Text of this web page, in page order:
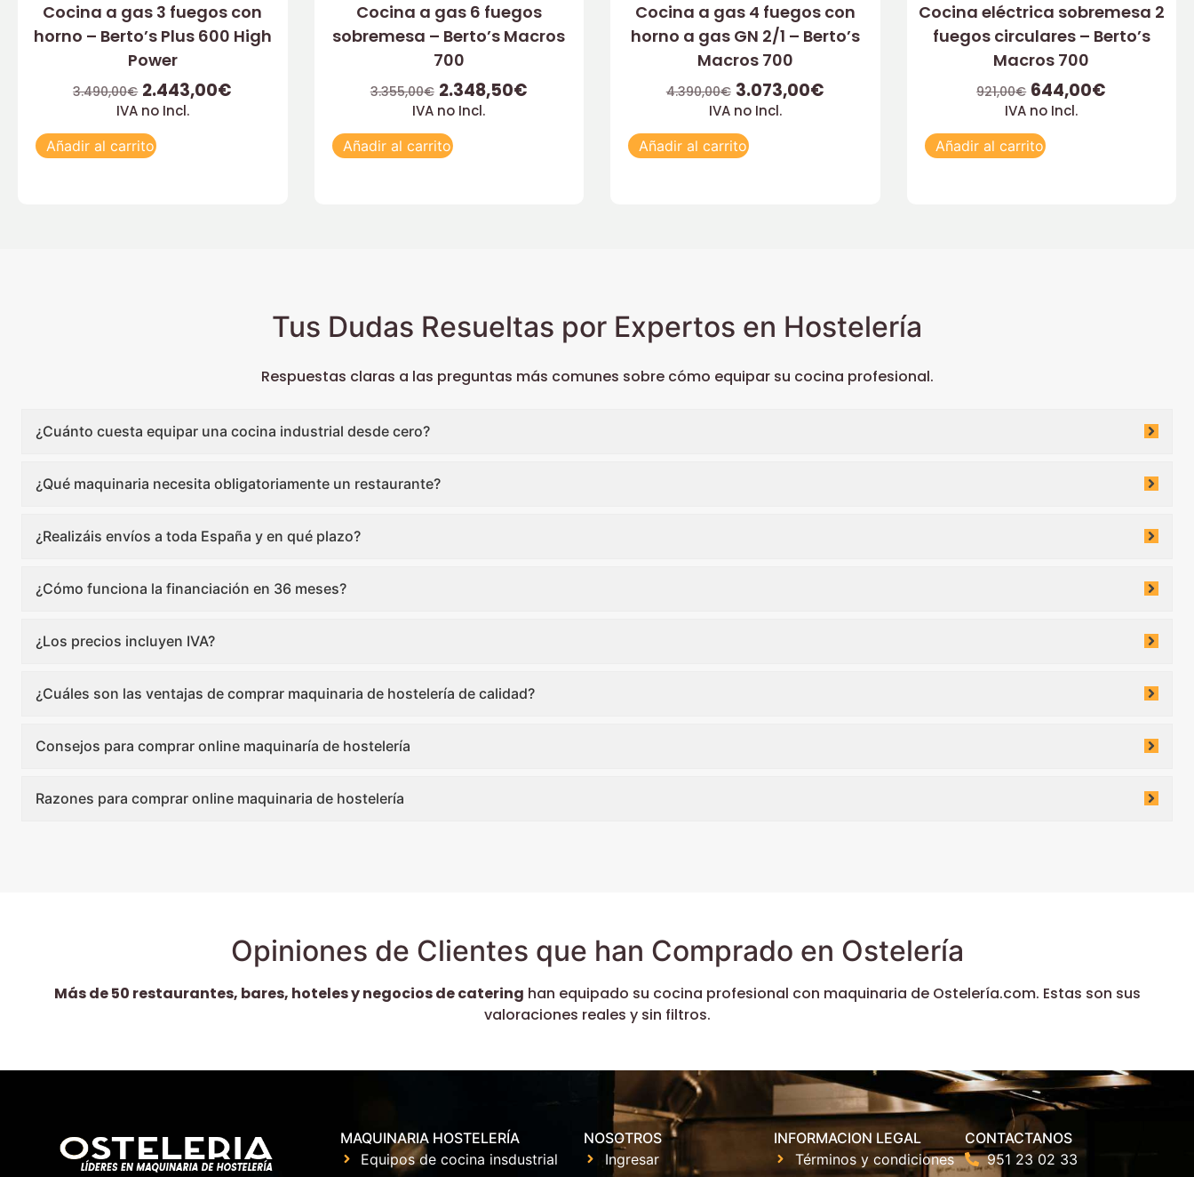
Cocina a gas 3 fuegos con
horno – Berto’s Plus 600 High
Power
3.490,00€ 2.443,00€
IVA no Incl.
Añadir al carrito
Cocina a gas 6 fuegos
sobremesa – Berto’s Macros
700
3.355,00€ 2.348,50€
IVA no Incl.
Añadir al carrito
Cocina a gas 4 fuegos con
horno a gas GN 2/1 – Berto’s
Macros 700
4.390,00€ 3.073,00€
IVA no Incl.
Añadir al carrito
Cocina eléctrica sobremesa 2
fuegos circulares – Berto’s
Macros 700
921,00€ 644,00€
IVA no Incl.
Añadir al carrito
Tus Dudas Resueltas por Expertos en Hostelería
Respuestas claras a las preguntas más comunes sobre cómo equipar su cocina profesional.
¿Cuánto cuesta equipar una cocina industrial desde cero?
¿Qué maquinaria necesita obligatoriamente un restaurante?
¿Realizáis envíos a toda España y en qué plazo?
¿Cómo funciona la financiación en 36 meses?
¿Los precios incluyen IVA?
¿Cuáles son las ventajas de comprar maquinaria de hostelería de calidad?
Consejos para comprar online maquinaría de hostelería
Razones para comprar online maquinaria de hostelería
Opiniones de Clientes que han Comprado en Ostelería
Más de 50 restaurantes, bares, hoteles y negocios de catering han equipado su cocina profesional con maquinaria de Ostelería.com. Estas son sus
valoraciones reales y sin filtros.
MAQUINARIA HOSTELERÍA
Equipos de cocina insdustrial
NOSOTROS
Ingresar
INFORMACION LEGAL
Términos y condiciones
CONTACTANOS
951 23 02 33